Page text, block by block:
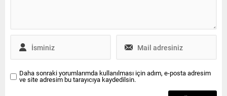
Daha sonraki yorumlarımda kullanılması için adım, e-posta adresim
ve site adresim bu tarayıcıya kaydedilsin.